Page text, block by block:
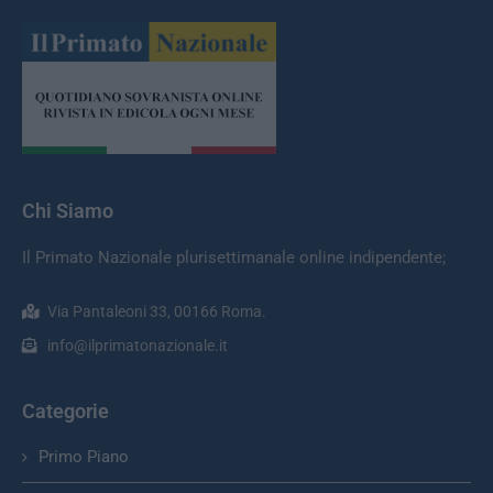
Chi Siamo
Il Primato Nazionale plurisettimanale online indipendente;
Via Pantaleoni 33, 00166 Roma.
info@ilprimatonazionale.it
Categorie
Primo Piano